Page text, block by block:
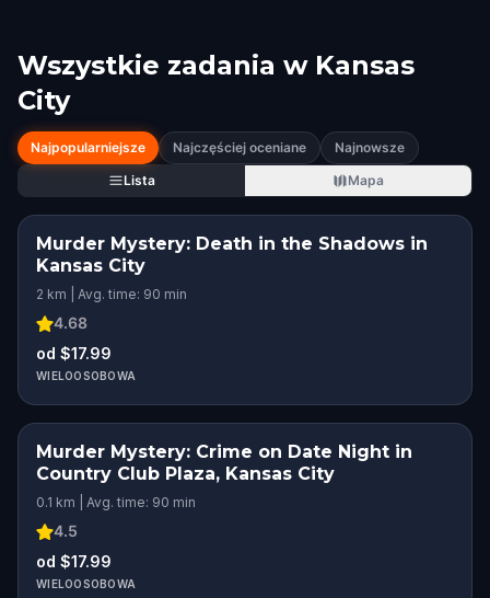
Wszystkie zadania w Kansas
City
Najpopularniejsze Najczęściej oceniane
Najnowsze
Lista
Mapa
Murder Mystery: Death in the Shadows in
Kansas City
2 km | Avg. time: 90 min
4.68
od $17.99
WIELOOSOBOWA
Murder Mystery: Crime on Date Night in
Country Club Plaza, Kansas City
0.1 km | Avg. time: 90 min
4.5
od $17.99
WIELOOSOBOWA